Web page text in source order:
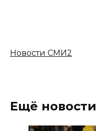
Новости СМИ2
Ещё новости